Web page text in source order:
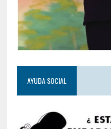
AYUDA SOCIAL